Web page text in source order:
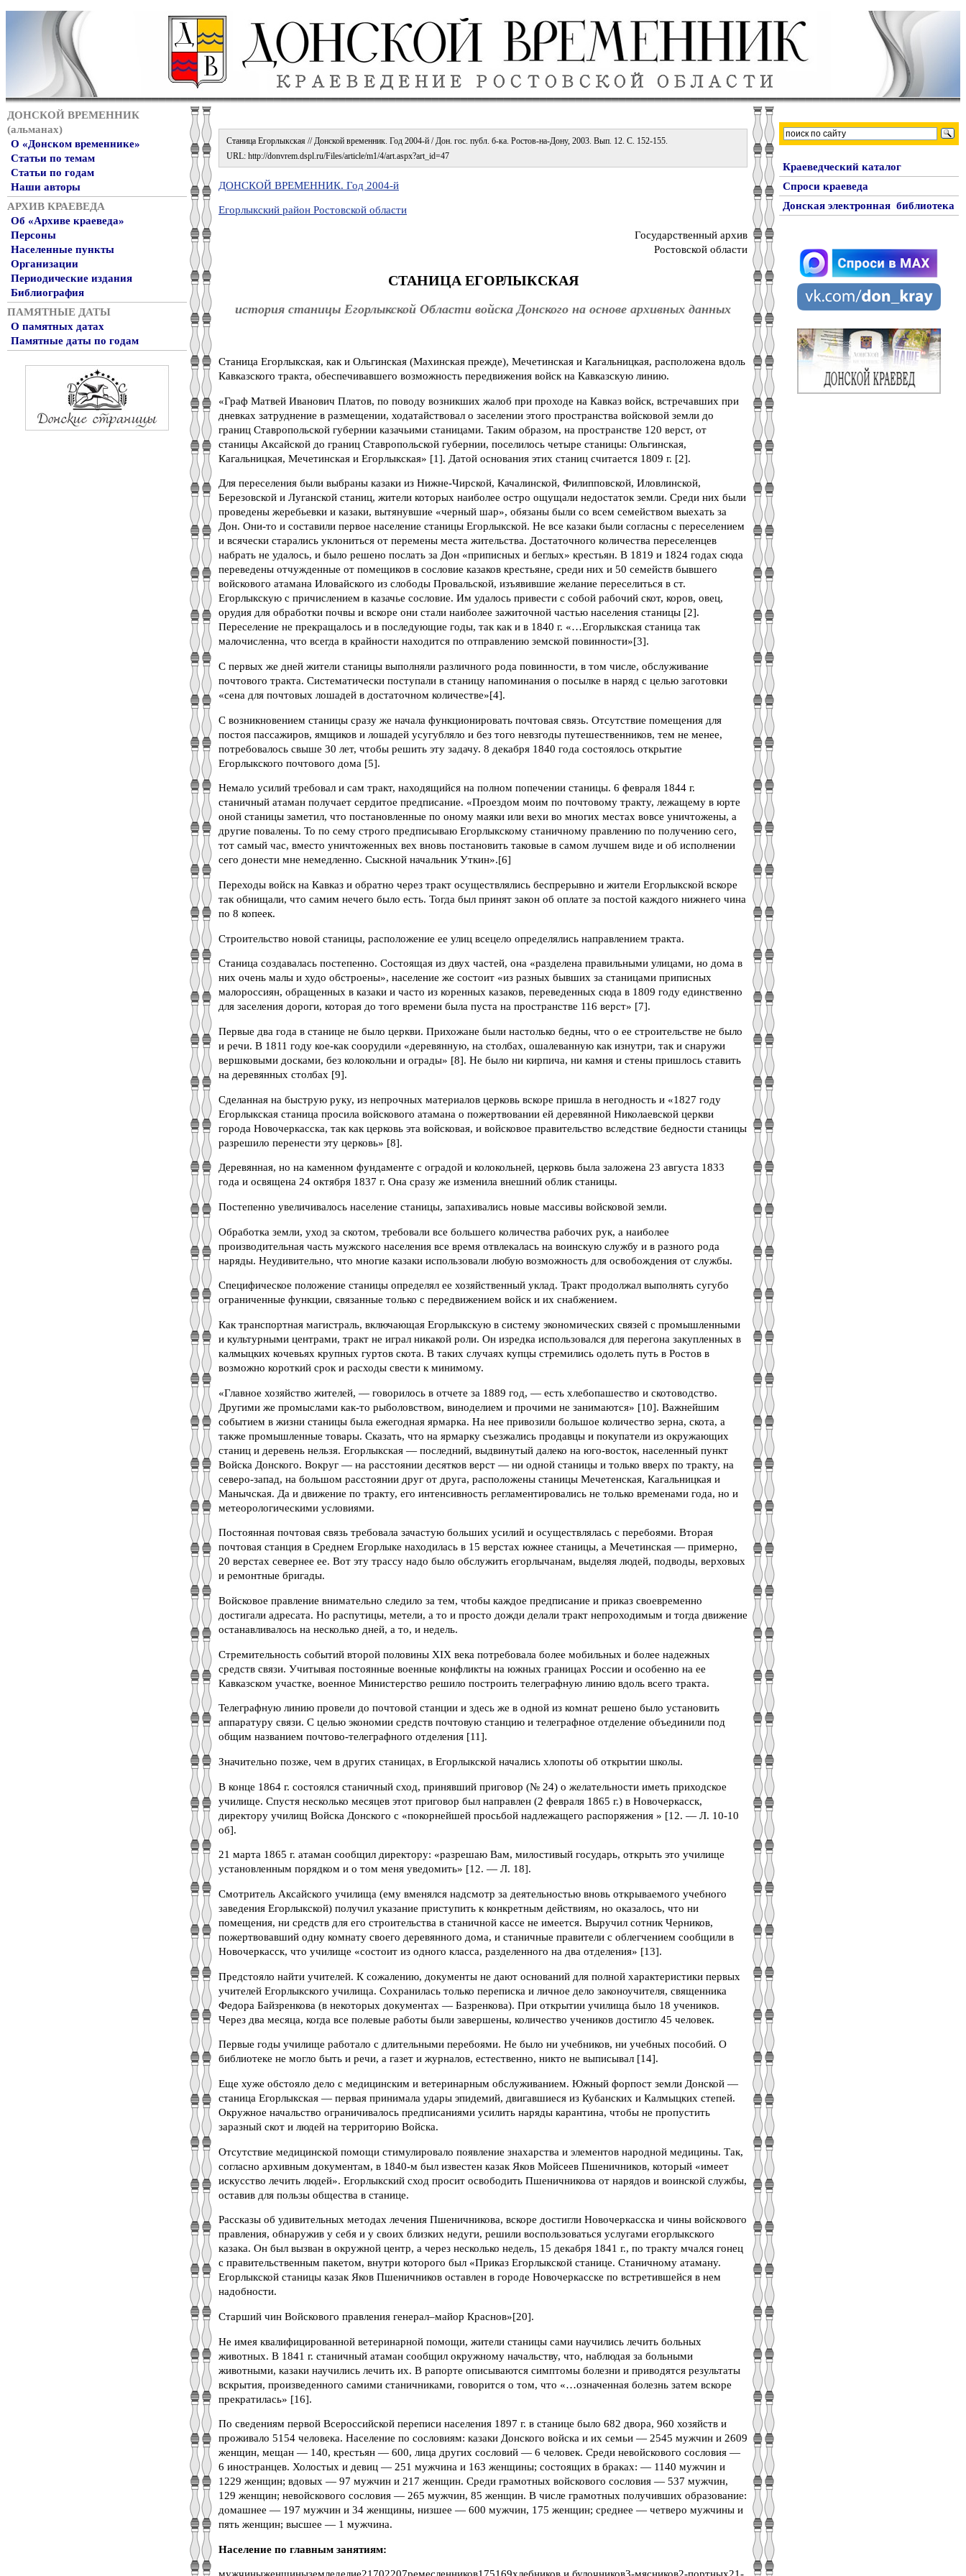
ДОНСКОЙ ВРЕМЕННИК
(альманах)
О «Донском временнике»
Статьи по темам
Статьи по годам
Наши авторы
АРХИВ КРАЕВЕДА
Об «Архиве краеведа»
Персоны
Населенные пункты
Организации
Периодические издания
Библиография
ПАМЯТНЫЕ ДАТЫ
О памятных датах
Памятные даты по годам
Станица Егорлыкская // Донской временник. Год 2004-й / Дон. гос. публ. б-ка. Ростов-на-Дону, 2003. Вып. 12. С. 152-155.
URL: http://donvrem.dspl.ru/Files/article/m1/4/art.aspx?art_id=47
ДОНСКОЙ ВРЕМЕННИК. Год 2004-й
Егорлыкский район Ростовской области
Государственный архив
Ростовской области
СТАНИЦА ЕГОРЛЫКСКАЯ
история станицы Егорлыкской Области войска Донского на основе архивных данных
Станица Егорлыкская, как и Ольгинская (Махинская прежде), Мечетинская и Кагальницкая, расположена вдоль
Кавказского тракта, обеспечивавшего возможность передвижения войск на Кавказскую линию.
«Граф Матвей Иванович Платов, по поводу возникших жалоб при проходе на Кавказ войск, встречавших при
дневках затруднение в размещении, ходатайствовал о заселении этого пространства войсковой земли до
границ Ставропольской губернии казачьими станицами. Таким образом, на пространстве 120 верст, от
станицы Аксайской до границ Ставропольской губернии, поселилось четыре станицы: Ольгинская,
Кагальницкая, Мечетинская и Егорлыкская» [1]. Датой основания этих станиц считается 1809 г. [2].
Для переселения были выбраны казаки из Нижне-Чирской, Качалинской, Филипповской, Иловлинской,
Березовской и Луганской станиц, жители которых наиболее остро ощущали недостаток земли. Среди них были
проведены жеребьевки и казаки, вытянувшие «черный шар», обязаны были со всем семейством выехать за
Дон. Они-то и составили первое население станицы Егорлыкской. Не все казаки были согласны с переселением
и всячески старались уклониться от перемены места жительства. Достаточного количества переселенцев
набрать не удалось, и было решено послать за Дон «приписных и беглых» крестьян. В 1819 и 1824 годах сюда
переведены отчужденные от помещиков в сословие казаков крестьяне, среди них и 50 семейств бывшего
войскового атамана Иловайского из слободы Провальской, изъявившие желание переселиться в ст.
Егорлыкскую с причислением в казачье сословие. Им удалось привести с собой рабочий скот, коров, овец,
орудия для обработки почвы и вскоре они стали наиболее зажиточной частью населения станицы [2].
Переселение не прекращалось и в последующие годы, так как и в 1840 г. «…Егорлыкская станица так
малочисленна, что всегда в крайности находится по отправлению земской повинности»[3].
С первых же дней жители станицы выполняли различного рода повинности, в том числе, обслуживание
почтового тракта. Cистематически поступали в станицу напоминания о посылке в наряд с целью заготовки
«сена для почтовых лошадей в достаточном количестве»[4].
С возникновением станицы сразу же начала функционировать почтовая связь. Отсутствие помещения для
постоя пассажиров, ямщиков и лошадей усугубляло и без того невзгоды путешественников, тем не менее,
потребовалось свыше 30 лет, чтобы решить эту задачу. 8 декабря 1840 года состоялось открытие
Егорлыкского почтового дома [5].
Немало усилий требовал и сам тракт, находящийся на полном попечении станицы. 6 февраля 1844 г.
станичный атаман получает сердитое предписание. «Проездом моим по почтовому тракту, лежащему в юрте
оной станицы заметил, что постановленные по оному маяки или вехи во многих местах вовсе уничтожены, а
другие повалены. То по сему строго предписываю Егорлыкскому станичному правлению по получению сего,
тот самый час, вместо уничтоженных вех вновь постановить таковые в самом лучшем виде и об исполнении
сего донести мне немедленно. Сыскной начальник Уткин».[6]
Переходы войск на Кавказ и обратно через тракт осуществлялись беспрерывно и жители Егорлыкской вскоре
так обнищали, что самим нечего было есть. Тогда был принят закон об оплате за постой каждого нижнего чина
по 8 копеек.
Строительство новой станицы, расположение ее улиц всецело определялись направлением тракта.
Станица создавалась постепенно. Состоящая из двух частей, она «разделена правильными улицами, но дома в
них очень малы и худо обстроены», население же состоит «из разных бывших за станицами приписных
малороссиян, обращенных в казаки и часто из коренных казаков, переведенных сюда в 1809 году единственно
для заселения дороги, которая до того времени была пуста на пространстве 116 верст» [7].
Первые два года в станице не было церкви. Прихожане были настолько бедны, что о ее строительстве не было
и речи. В 1811 году кое-как соорудили «деревянную, на столбах, ошалеванную как изнутри, так и снаружи
вершковыми досками, без колокольни и ограды» [8]. Не было ни кирпича, ни камня и стены пришлось ставить
на деревянных столбах [9].
Cделанная на быструю руку, из непрочных материалов церковь вскоре пришла в негодность и «1827 году
Егорлыкская станица просила войскового атамана о пожертвовании ей деревянной Николаевской церкви
города Новочеркасска, так как церковь эта войсковая, и войсковое правительство вследствие бедности станицы
разрешило перенести эту церковь» [8].
Деревянная, но на каменном фундаменте с оградой и колокольней, церковь была заложена 23 августа 1833
года и освящена 24 октября 1837 г. Она сразу же изменила внешний облик станицы.
Постепенно увеличивалось население станицы, запахивались новые массивы войсковой земли.
Обработка земли, уход за скотом, требовали все большего количества рабочих рук, а наиболее
производительная часть мужского населения все время отвлекалась на воинскую службу и в разного рода
наряды. Неудивительно, что многие казаки использовали любую возможность для освобождения от службы.
Специфическое положение станицы определял ее хозяйственный уклад. Тракт продолжал выполнять сугубо
ограниченные функции, связанные только с передвижением войск и их снабжением.
Как транспортная магистраль, включающая Егорлыкскую в систему экономических связей с промышленными
и культурными центрами, тракт не играл никакой роли. Он изредка использовался для перегона закупленных в
калмыцких кочевьях крупных гуртов скота. В таких случаях купцы стремились одолеть путь в Ростов в
возможно короткий срок и расходы свести к минимому.
«Главное хозяйство жителей, — говорилось в отчете за 1889 год, — есть хлебопашество и скотоводство.
Другими же промыслами как-то рыболовством, виноделием и прочими не занимаются» [10]. Важнейшим
событием в жизни станицы была ежегодная ярмарка. На нее привозили большое количество зерна, скота, а
также промышленные товары. Сказать, что на ярмарку съезжались продавцы и покупатели из окружающих
станиц и деревень нельзя. Егорлыкская — последний, выдвинутый далеко на юго-восток, населенный пункт
Войска Донского. Вокруг — на расстоянии десятков верст — ни одной станицы и только вверх по тракту, на
северо-запад, на большом расстоянии друг от друга, расположены станицы Мечетенская, Кагальницкая и
Манычская. Да и движение по тракту, его интенсивность регламентировались не только временами года, но и
метеорологическими условиями.
Постоянная почтовая связь требовала зачастую больших усилий и осуществлялась с перебоями. Вторая
почтовая станция в Среднем Егорлыке находилась в 15 верстах южнее станицы, а Мечетинская — примерно,
20 верстах севернее ее. Вот эту трассу надо было обслужить егорлычанам, выделяя людей, подводы, верховых
и ремонтные бригады.
Войсковое правление внимательно следило за тем, чтобы каждое предписание и приказ своевременно
достигали адресата. Но распутицы, метели, а то и просто дожди делали тракт непроходимым и тогда движение
останавливалось на несколько дней, а то, и недель.
Стремительность событий второй половины XIX века потребовала более мобильных и более надежных
средств связи. Учитывая постоянные военные конфликты на южных границах России и особенно на ее
Кавказском участке, военное Министерство решило построить телеграфную линию вдоль всего тракта.
Телеграфную линию провели до почтовой станции и здесь же в одной из комнат решено было установить
аппаратуру связи. С целью экономии средств почтовую станцию и телеграфное отделение объединили под
общим названием почтово-телеграфного отделения [11].
Значительно позже, чем в других станицах, в Егорлыкской начались хлопоты об открытии школы.
В конце 1864 г. состоялся станичный сход, принявший приговор (№ 24) о желательности иметь приходское
училище. Спустя несколько месяцев этот приговор был направлен (2 февраля 1865 г.) в Новочеркасск,
директору училищ Войска Донского с «покорнейшей просьбой надлежащего распоряжения » [12. — Л. 10-10
об].
21 марта 1865 г. атаман сообщил директору: «разрешаю Вам, милостивый государь, открыть это училище
установленным порядком и о том меня уведомить» [12. — Л. 18].
Смотритель Аксайского училища (ему вменялся надсмотр за деятельностью вновь открываемого учебного
заведения Егорлыкской) получил указание приступить к конкретным действиям, но оказалось, что ни
помещения, ни средств для его строительства в станичной кассе не имеется. Выручил сотник Черников,
пожертвовавший одну комнату своего деревянного дома, и станичные правители с облегчением сообщили в
Новочеркасск, что училище «состоит из одного класса, разделенного на два отделения» [13].
Предстояло найти учителей. К сожалению, документы не дают оснований для полной характеристики первых
учителей Егорлыкского училища. Сохранилась только переписка и личное дело законоучителя, священника
Федора Байзренкова (в некоторых документах — Базренкова). При открытии училища было 18 учеников.
Через два месяца, когда все полевые работы были завершены, количество учеников достигло 45 человек.
Первые годы училище работало с длительными перебоями. Не было ни учебников, ни учебных пособий. О
библиотеке не могло быть и речи, а газет и журналов, естественно, никто не выписывал [14].
Еще хуже обстояло дело с медицинским и ветеринарным обслуживанием. Южный форпост земли Донской —
станица Егорлыкская — первая принимала удары эпидемий, двигавшиеся из Кубанских и Калмыцких степей.
Окружное начальство ограничивалось предписаниями усилить наряды карантина, чтобы не пропустить
заразный скот и людей на территорию Войска.
Отсутствие медицинской помощи стимулировало появление знахарства и элементов народной медицины. Так,
согласно архивным документам, в 1840-м был известен казак Яков Мойсеев Пшеничников, который «имеет
искусство лечить людей». Егорлыкский сход просит освободить Пшеничникова от нарядов и воинской службы,
оставив для пользы общества в станице.
Рассказы об удивительных методах лечения Пшеничникова, вскоре достигли Новочеркасска и чины войскового
правления, обнаружив у себя и у своих близких недуги, решили воспользоваться услугами егорлыкского
казака. Он был вызван в окружной центр, а через несколько недель, 15 декабря 1841 г., по тракту мчался гонец
с правительственным пакетом, внутри которого был «Приказ Егорлыкской станице. Станичному атаману.
Егорлыкской станицы казак Яков Пшеничников оставлен в городе Новочеркасске по встретившейся в нем
надобности.
Старший чин Войскового правления генерал–майор Краснов»[20].
Не имея квалифицированной ветеринарной помощи, жители станицы сами научились лечить больных
животных. В 1841 г. станичный атаман сообщил окружному начальству, что, наблюдая за больными
животными, казаки научились лечить их. В рапорте описываются симптомы болезни и приводятся результаты
вскрытия, произведенного самими станичниками, говорится о том, что «…означенная болезнь затем вскоре
прекратилась» [16].
По сведениям первой Всеросcийской переписи населения 1897 г. в станице было 682 двора, 960 хозяйств и
проживало 5154 человека. Население по сословиям: казаки Донского войска и их семьи — 2545 мужчин и 2609
женщин, мещан — 140, крестьян — 600, лица других сословий — 6 человек. Среди невойскового сословия —
6 иностранцев. Холостых и девиц — 251 мужчина и 163 женщины; состоящих в браках: — 1140 мужчин и
1229 женщин; вдовых — 97 мужчин и 217 женщин. Среди грамотных войскового сословия — 537 мужчин,
129 женщин; невойскового сословия — 265 мужчин, 85 женщин. В числе грамотных получивших образование:
домашнее — 197 мужчин и 34 женщины, низшее — 600 мужчин, 175 женщин; среднее — четверо мужчины и
пять женщин; высшее — 1 мужчина.
Население по главным занятиям:
Краеведческий каталог
Спроси краеведа
Донская электронная библиотека